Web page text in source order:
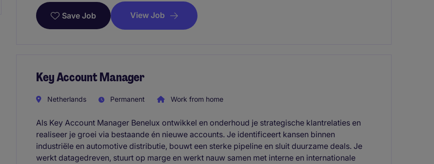
Save Job View Job
Key Account Manager
Netherlands Permanent Work from home
Als Key Account Manager Benelux ontwikkel en onderhoud je strategische klantrelaties en
realiseer je groei via bestaande én nieuwe accounts. Je identificeert kansen binnen
industriële en automotive distributie, bouwt een sterke pipeline en sluit duurzame deals. Je
werkt datagedreven, stuurt op marge en werkt nauw samen met interne en internationale